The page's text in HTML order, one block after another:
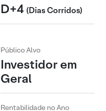
D+4 (Dias Corridos)
Público Alvo
Investidor em
Geral
Rentabilidade no Ano